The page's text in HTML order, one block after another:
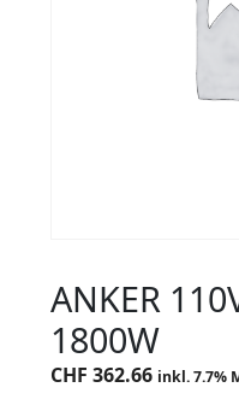
ANKER
1800W
CHF 362.66 inkl. 7.7%